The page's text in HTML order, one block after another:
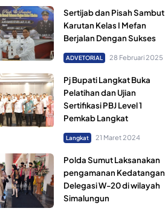
Sertijab dan Pisah Sambut
Karutan Kelas I Mefan
Berjalan Dengan Sukses
ADVETORIAL 28 Februari 2025
Pj Bupati Langkat Buka
Pelatihan dan Ujian
Sertifikasi PBJ Level 1
Pemkab Langkat
Langkat 21 Maret 2024
Polda Sumut Laksanakan
pengamanan Kedatangan
Delegasi W-20 di wilayah
Simalungun